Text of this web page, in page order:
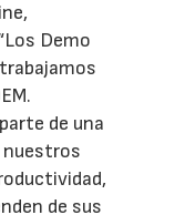
Demo
de una
nuestros
de sus